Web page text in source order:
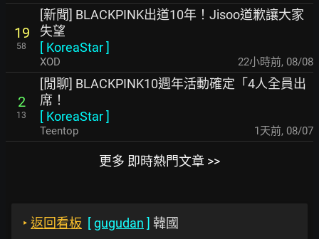
19
58
[新聞] BLACKPINK出道10年！Jisoo道歉讓大家
失望
[ KoreaStar]
XOD 22小時前, 08/08
2
13
[閒聊] BLACKPINK10週年活動確定「4人全員出
席！
[ KoreaStar]
Teentop 1天前, 08/07
更多 即時熱門文章 >>
‣ 返回看板 [gugudan ] 韓國